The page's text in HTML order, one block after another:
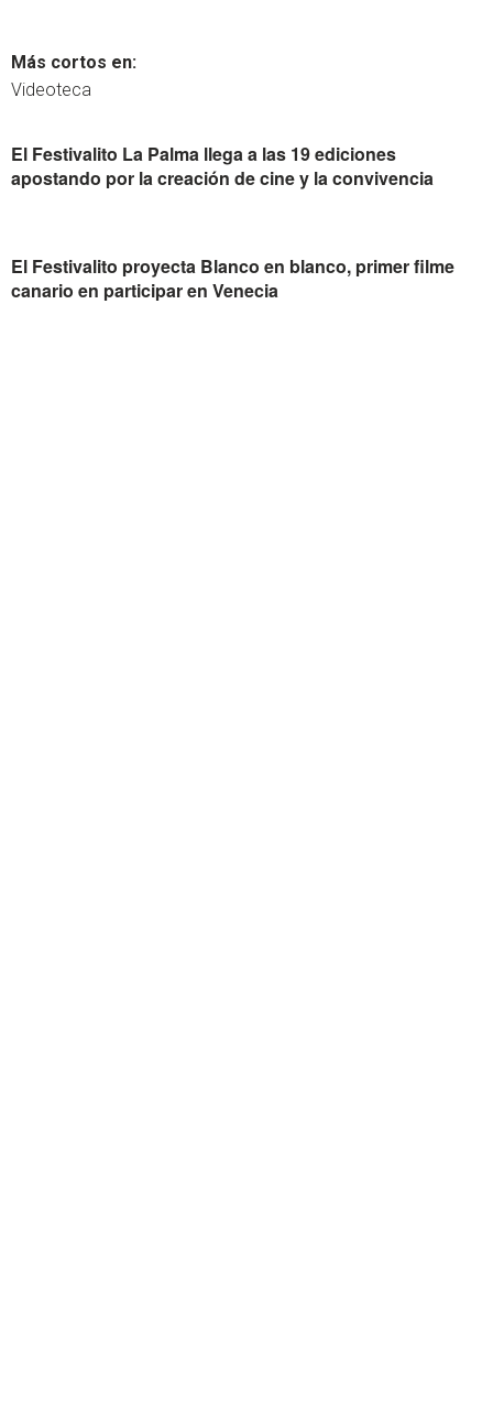
Más cortos en:
Videoteca
El Festivalito La Palma llega a las 19 ediciones
apostando por la creación de cine y la convivencia
El Festivalito proyecta Blanco en blanco, primer filme
canario en participar en Venecia